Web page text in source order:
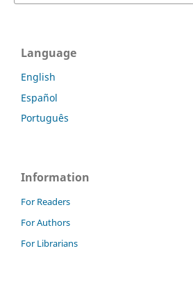
Language
English
Español
Português
Information
For Readers
For Authors
For Librarians